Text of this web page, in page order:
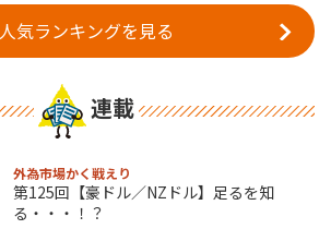
人気ランキングを見る
連載
外為市場かく戦えり
第125回【豪ドル／NZドル】足るを知
る・・・！？